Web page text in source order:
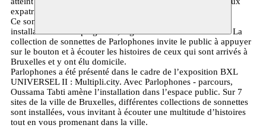
expatriés et aux personnes perdues.
Ce sont les vies et les voix qui peuplent Parlophones, une
installation sonore poignante, digne et extrêmement intime. La
collection de sonnettes de Parlophones invite le public à appuyer
sur le bouton et à écouter les histoires de ceux qui sont arrivés à
Bruxelles et y ont élu domicile.
Parlophones a été présenté dans le cadre de l’exposition BXL
UNIVERSEL II : Multipli.city. Avec Parlophones - parcours,
Oussama Tabti amène l’installation dans l’espace public. Sur 7
sites de la ville de Bruxelles, différentes collections de sonnettes
sont installées, vous invitant à écouter une multitude d’histoires
tout en vous promenant dans la ville.